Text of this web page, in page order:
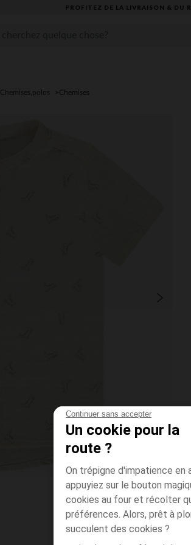
Continuer sans accepter
Un cookie pour la
route ?
On trépigne d'impatience en
appuyiez sur le bouton
cookies au four et récolter
préférences. Alors, prêt à
succulent des cookies ?
PROFITEZ DE LA LIVRAISON & DU
Chemises,polos Chemises